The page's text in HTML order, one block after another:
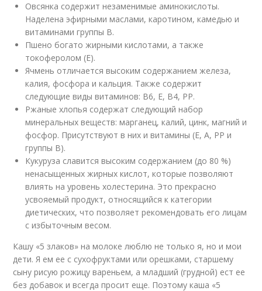
Овсянка содержит незаменимые аминокислоты.
Наделена эфирными маслами, каротином, камедью и
витаминами группы В.
Пшено богато жирными кислотами, а также
токоферолом (Е).
Ячмень отличается высоким содержанием железа,
калия, фосфора и кальция. Также содержит
следующие виды витаминов: В6, Е, В4, РР.
Ржаные хлопья содержат следующий набор
минеральных веществ: марганец, калий, цинк, магний и
фосфор. Присутствуют в них и витамины (Е, А, РР и
группы В).
Кукуруза славится высоким содержанием (до 80 %)
ненасыщенных жирных кислот, которые позволяют
влиять на уровень холестерина. Это прекрасно
усвояемый продукт, относящийся к категории
диетических, что позволяет рекомендовать его лицам
с избыточным весом.
Кашу «5 злаков» на молоке люблю не только я, но и мои
дети. Я ем ее с сухофруктами или орешками, старшему
сыну рисую рожицу вареньем, а младший (грудной) ест ее
без добавок и всегда просит еще. Поэтому каша «5